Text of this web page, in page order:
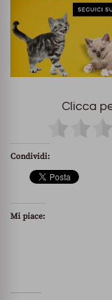
Clicca
Condividi:
Mi piace: